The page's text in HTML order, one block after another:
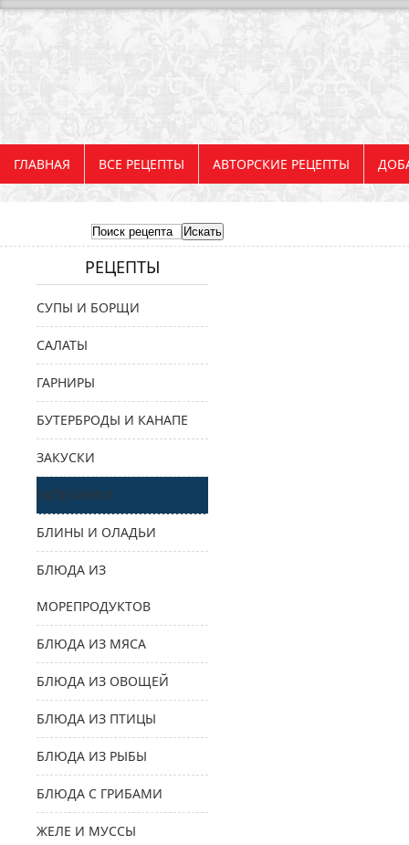
ГЛАВНАЯ ВСЕ РЕЦЕПТЫ АВТОРСКИЕ РЕЦЕПТЫ
РЕЦЕПТЫ
СУПЫ И БОРЩИ
САЛАТЫ
ГАРНИРЫ
БУТЕРБРОДЫ И КАНАПЕ
ЗАКУСКИ
ЗАПЕКАНКИ
БЛИНЫ И ОЛАДЬИ
БЛЮДА ИЗ
МОРЕПРОДУКТОВ
БЛЮДА ИЗ МЯСА
БЛЮДА ИЗ ОВОЩЕЙ
БЛЮДА ИЗ ПТИЦЫ
БЛЮДА ИЗ РЫБЫ
БЛЮДА С ГРИБАМИ
ЖЕЛЕ И МУССЫ